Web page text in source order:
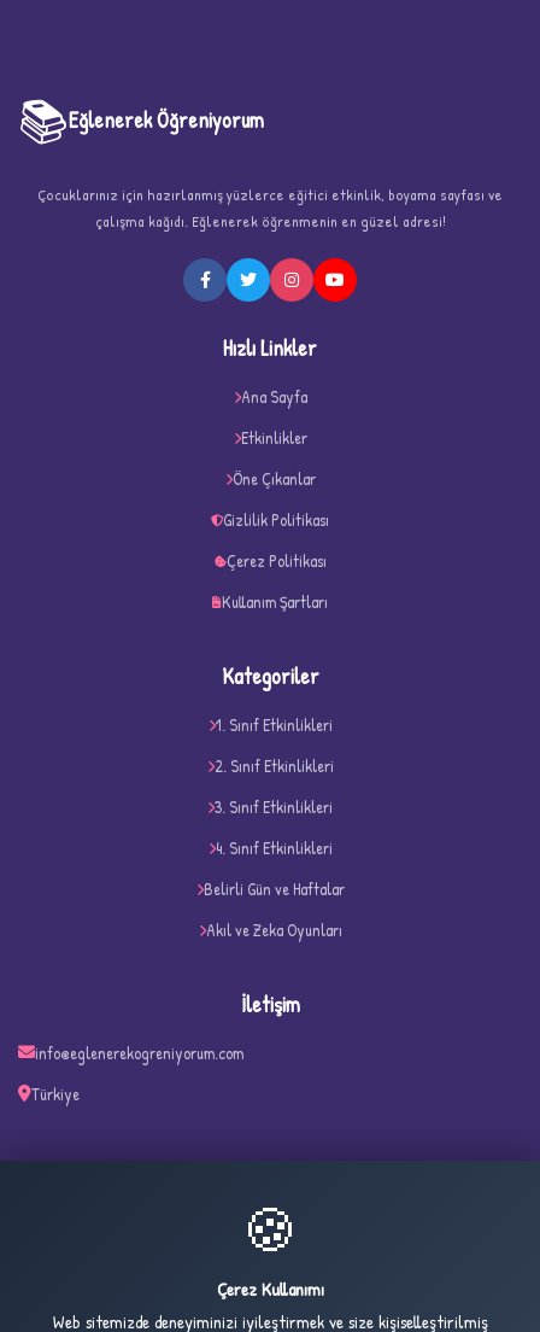
📚Eğlenerek Öğreniyorum
Çocuklarınız için hazırlanmış yüzlerce eğitici etkinlik, boyama sayfası ve
çalışma kağıdı. Eğlenerek öğrenmenin en güzel adresi!
Hızlı Linkler
Ana Sayfa
Etkinlikler
Öne Çıkanlar
Gizlilik Politikası
Çerez Politikası
Kullanım Şartları
Kategoriler
1. Sınıf Etkinlikleri
2. Sınıf Etkinlikleri
3. Sınıf Etkinlikleri
4. Sınıf Etkinlikleri
Belirli Gün ve Haftalar
Akıl ve Zeka Oyunları
İletişim
info@eglenerekogreniyorum.com
Türkiye
🍪
Çerez Kullanımı
Web sitemizde deneyiminizi iyileştirmek ve size kişiselleştirilmiş